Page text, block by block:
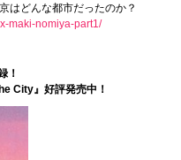
はどんな都市だったのか？
maki-nomiya-part1/
！
City』好評発売中！